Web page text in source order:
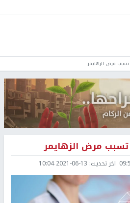
مرض الزهايمر
تسبب مرض الزهايمر
اخر تحديث: 2021-06-13 10:04